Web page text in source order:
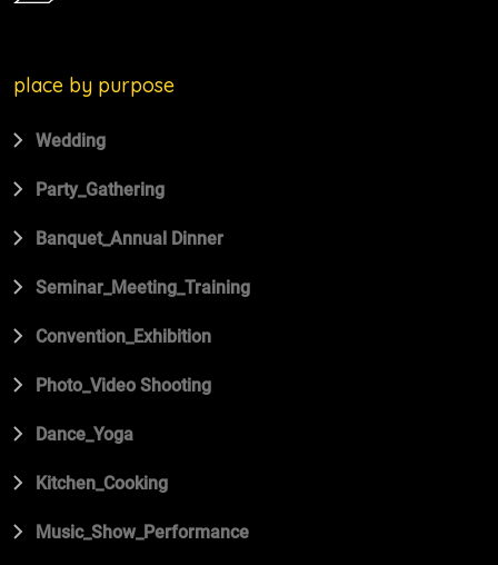
place by purpose
Wedding
Party_Gathering
Banquet_Annual Dinner
Seminar_Meeting_Training
Convention_Exhibition
Photo_Video Shooting
Dance_Yoga
Kitchen_Cooking
Music_Show_Performance